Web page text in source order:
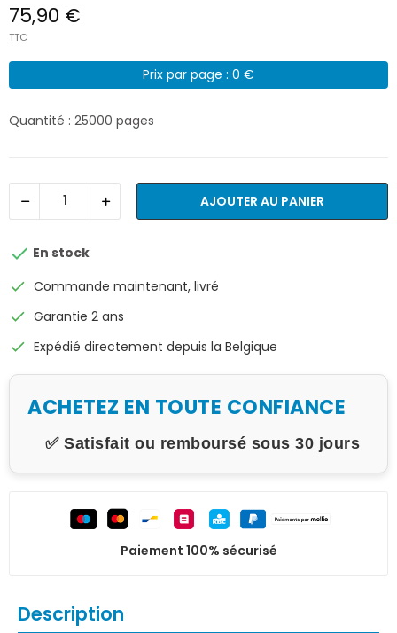
75,90 €
TTC
Prix par page : 0 €
Quantité : 25000 pages
AJOUTER AU PANIER
 En stock
check Commande maintenant, livré
check Garantie 2 ans
check Expédié directement depuis la Belgique
ACHETEZ EN TOUTE CONFIANCE
✅ Satisfait ou remboursé sous 30 jours
Paiement 100% sécurisé
Description